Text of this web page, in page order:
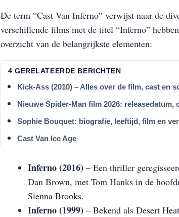
De term “Cast Van Inferno” verwijst naar de
verschillende films met de titel “Inferno”
overzicht van de belangrijkste elementen:
4 GERELATEERDE BERICHTEN
Kick-Ass (2010) – Alles over de film, cast en
Nieuwe Spider-Man film 2026: releasedatum,
Sophie Bouquet: biografie, leeftijd, film en
Cast Van Ice Age
Inferno (2016) – Een thriller
Dan Brown, met Tom Hanks in de
Sienna Brooks.
Inferno (1999) – Bekend als Desert